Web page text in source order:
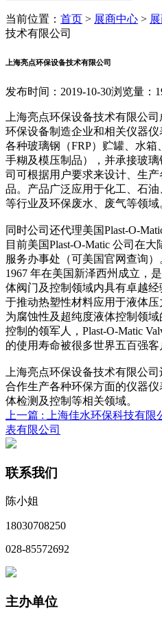
当前位置： 首页 > 展商中心 >
技术有限公司
上海亮点环保设备技术有限公司
发布时间：2019-10-30浏览量：
上海亮点环保设备技术有限公
环保设备制造企业和相关仪器
各种玻璃钢（FRP）贮罐、水箱
手糊及模压制品），并承接玻
司可根据用户要求来设计、生产
品。产品广泛应用于化工、石
等行业及环保废水、废气等领域
同时公司还代理美国Plast-O-
目前美国Plast-O-Matic 公司在
服务办事处（可美国官网查询）
1967 年在美国新泽西州成立，
体阀门及控制领域内具有卓越
于推动热塑性材料应用于液体
为腐蚀性及超纯度液体控制领
控制的领军人，Plast-O-Matic
的使用寿命被很多世界五百强客
上海亮点环保设备技术有限公
合作生产各种环保方面的仪器
体检测及控制等相关领域。
上一篇 :
上海佳水环保科技有限
表有限公司
联系我们
陈小姐
18030708250
028-85572692
主办单位